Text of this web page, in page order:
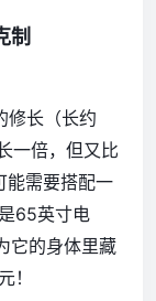
制
修长（长约
一倍，但又比
能需要搭配一
65英寸电
它的身体里藏
！